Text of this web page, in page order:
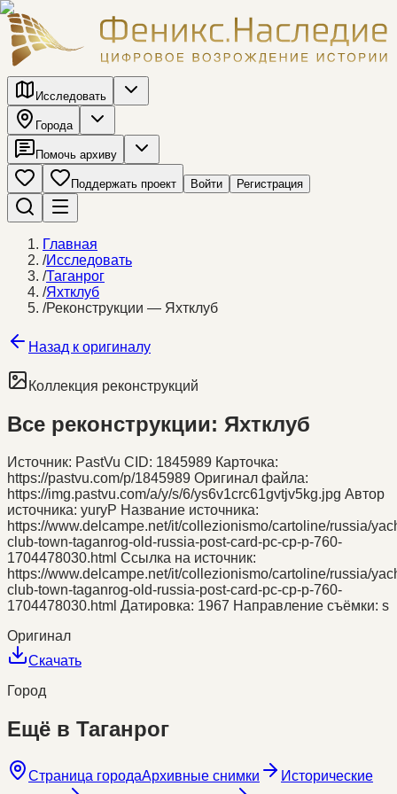
Исследовать
Города
Помочь архиву
Поддержать проект Войти Регистрация
Главная
/Исследовать
/Таганрог
/Яхтклуб
/Реконструкции — Яхтклуб
Назад к оригиналу
Коллекция реконструкций
Все реконструкции: Яхтклуб
Источник: PastVu CID: 1845989 Карточка:
https://pastvu.com/p/1845989 Оригинал файла:
https://img.pastvu.com/a/y/s/6/ys6v1crc61gvtjv5kg.jpg Автор
источника: yuryP Название источника:
https://www.delcampe.net/it/collezionismo/cartoline/russia/
club-town-taganrog-old-russia-post-card-pc-cp-p-760-
1704478030.html Ссылка на источник:
https://www.delcampe.net/it/collezionismo/cartoline/russia/
club-town-taganrog-old-russia-post-card-pc-cp-p-760-
1704478030.html Датировка: 1967 Направление съёмки: s
Оригинал
Скачать
Город
Ещё в Таганрог
Страница городаАрхивные снимки
Исторические